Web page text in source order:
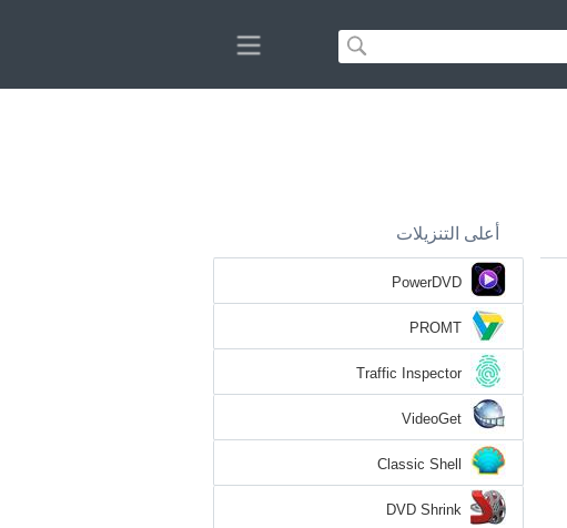
أعلى التنزيلات
PowerDVD
PROMT
Traffic Inspector
VideoGet
Classic Shell
DVD Shrink